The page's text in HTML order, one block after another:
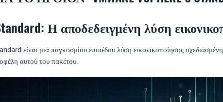
Η αποδεδειγμένη λύση
είναι μια παγκοσμίου επιπέδου λύση εικονικοποίησης
αυτού του πακέτου.